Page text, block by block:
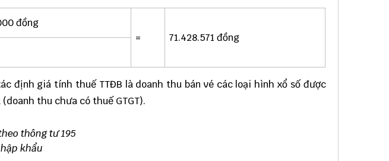
đồng
=
71.428.571 đồng
định giá tính thuế TTĐB là doanh thu bán vé các loại hình xổ số được
thu chưa có thuế GTGT).
thông tư 195
khẩu